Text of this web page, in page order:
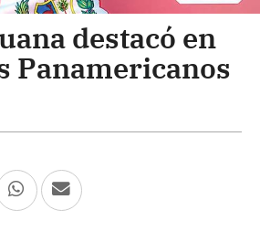
destacó en
Panamericanos